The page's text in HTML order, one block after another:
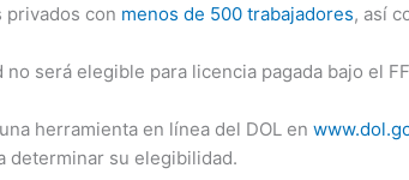
privados con menos de 500 trabajadores, así
no será elegible para licencia pagada bajo el
herramienta en línea del DOL en
determinar su elegibilidad.